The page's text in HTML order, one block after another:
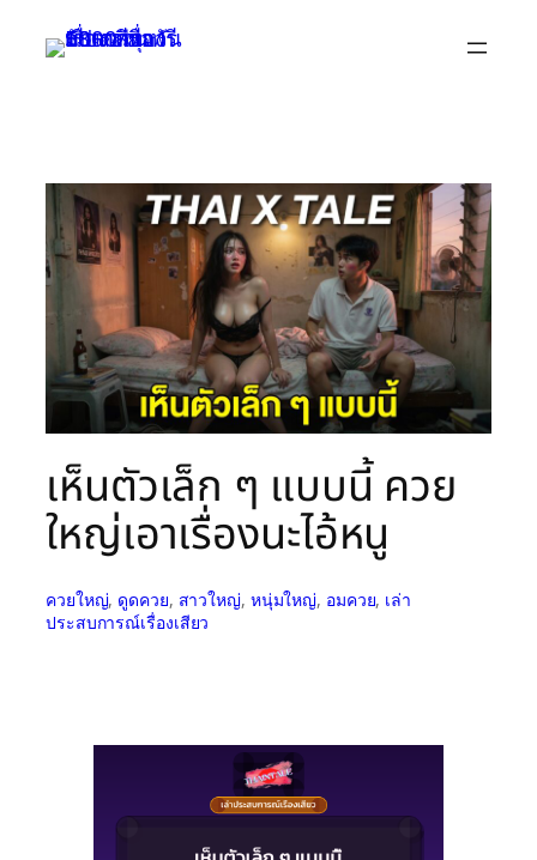
เห็นตัวเล็ก ๆ แบบนี้ ควย
ใหญ่เอาเรื่องนะไอ้หนู
ควยใหญ่, ดูดควย, สาวใหญ่, หนุ่มใหญ่, อมควย, เล่า
ประสบการณ์เรื่องเสียว